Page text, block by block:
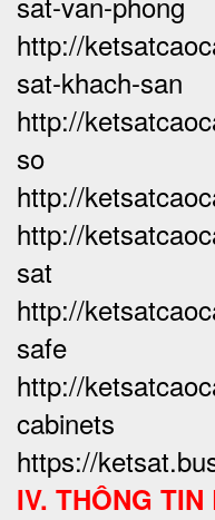
http://
sat-khach-san
http://
so
http://
http://
sat
http://
safe
http://
cabinets
https://
IV. THÔNG TIN